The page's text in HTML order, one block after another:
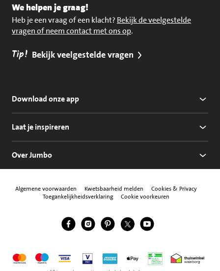
We helpen je graag!
Heb je een vraag of een klacht? Bekijk de veelgestelde
vragen of neem contact met ons op.
Tip! Bekijk veelgestelde vragen
Download onze app
Laat je inspireren
Over Jumbo
Algemene voorwaarden Kwetsbaarheid melden
Cookies & Privacy
Toegankelijkheidsverklaring
Cookie voorkeuren
Volg ons
Jumbo Facebook
Jumbo Instagram
Jumbo Pinterest
Jumbo Twitter
Jumbo YouTube
MastercardMaestroVisa Vpay American Express
Apple Pay Thuiswinkel